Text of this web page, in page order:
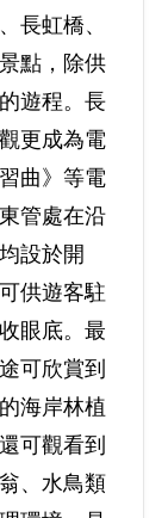
長虹橋、
點，除供
遊程。長
更成為電
曲》等電
管處在沿
設於開
供遊客駐
眼底。最
可欣賞到
海岸林植
可觀看到
、水鳥類